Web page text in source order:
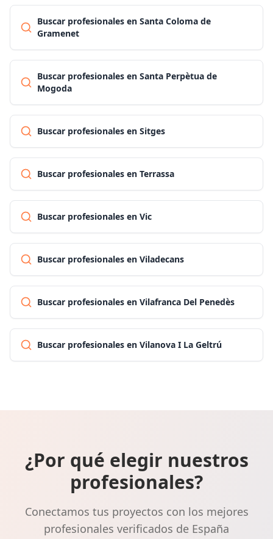
Buscar profesionales en Santa Coloma de
Gramenet
Buscar profesionales en Santa Perpètua de
Mogoda
Buscar profesionales en Sitges
Buscar profesionales en Terrassa
Buscar profesionales en Vic
Buscar profesionales en Viladecans
Buscar profesionales en Vilafranca Del Penedès
Buscar profesionales en Vilanova I La Geltrú
¿Por qué elegir nuestros
profesionales?
Conectamos tus proyectos con los mejores
profesionales verificados de España